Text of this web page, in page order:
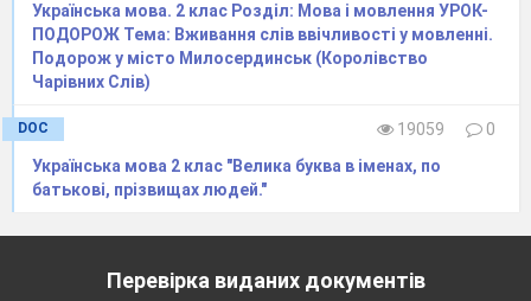
Українська мова. 2 клас Розділ: Мова і мовлення УРОК-
ПОДОРОЖ Тема: Вживання слів ввічливості у мовленні.
Подорож у місто Милосердинськ (Королівство
Чарівних Слів)
DOC 19059
0
Українська мова 2 клас "Велика буква в іменах, по
батькові, прізвищах людей."
Перевірка виданих документів